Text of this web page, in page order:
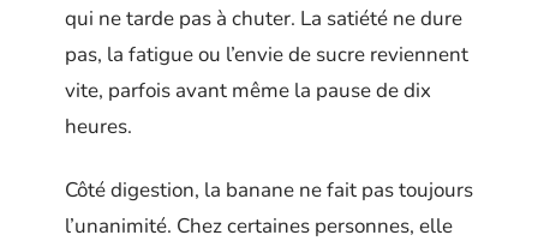
qui ne tarde pas à chuter. La satiété ne dure
pas, la fatigue ou l’envie de sucre reviennent
vite, parfois avant même la pause de dix
heures.
Côté digestion, la banane ne fait pas toujours
l’unanimité. Chez certaines personnes, elle